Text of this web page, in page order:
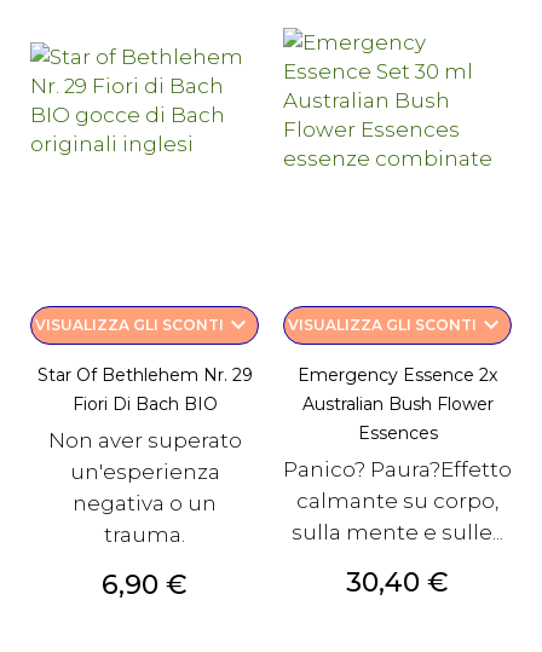
VISUALIZZA GLI SCONTI keyboard_arrow_down
Star Of Bethlehem Nr. 29
Fiori Di Bach BIO
Non aver superato
un'esperienza
negativa o un
trauma.
Prezzo
6,90 €
VISUALIZZA GLI SCONTI keyboard_arrow_down
Emergency Essence 2x
Australian Bush Flower
Essences
Panico? Paura?Effetto
calmante su corpo,
sulla mente e sulle...
Prezzo
30,40 €